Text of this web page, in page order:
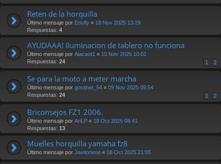
Reten de la horquilla
Último mensaje por Edufly « 18 Nov 2025 13:29
Respuestas: 4
AYUDAAA! Iluminacion de tablero no funciona
Último mensaje por Alacant1 « 10 Nov 2025 10:01
Respuestas: 24 1 2
Se para la moto a meter marcha
Último mensaje por gostinet_54 « 09 Nov 2025 09:54
Respuestas: 24 1 2
Briconsejos FZ1 2006.
Último mensaje por AriLP « 18 Oct 2025 08:41
Respuestas: 13
Muelles horquilla yamaha fz8
Último mensaje por Javitonene « 08 Oct 2025 21:05